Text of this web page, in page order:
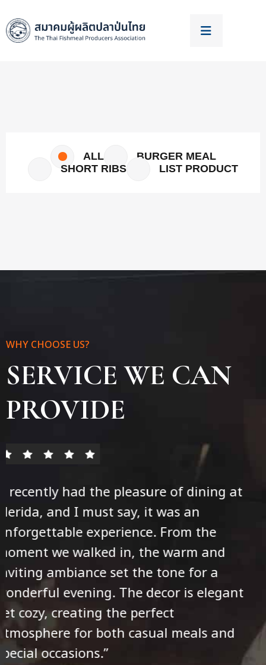
ALL
BURGER MEAL
SHORT RIBS
LIST PRODUCT
WHY CHOOSE US?
SERVICE WE CAN
PROVIDE
had the pleasure of dining at
and I must say, it was an
experience. From the
we walked in, the warm and
ambiance set the tone for a
evening. The decor is elegant
creating the perfect
for both casual meals and
occasions.”